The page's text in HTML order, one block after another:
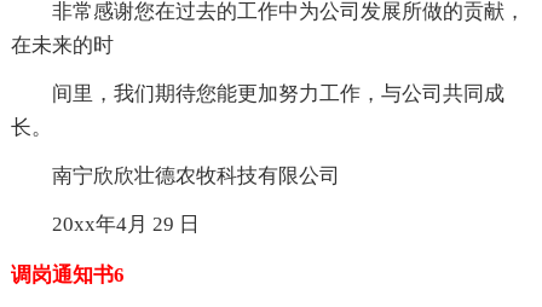
非常感谢您在过去的工作中为公司发展所做的贡献，
在未来的时
间里，我们期待您能更加努力工作，与公司共同成
长。
南宁欣欣壮德农牧科技有限公司
20xx年4月 29 日
调岗通知书6